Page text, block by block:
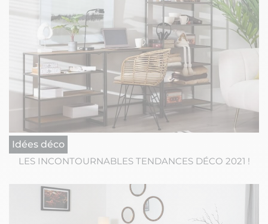
Idées déco
LES INCONTOURNABLES TENDANCES DÉCO 2021 !